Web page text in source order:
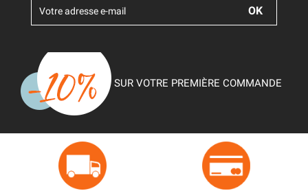
SUR VOTRE PREMIÈRE COMMANDE